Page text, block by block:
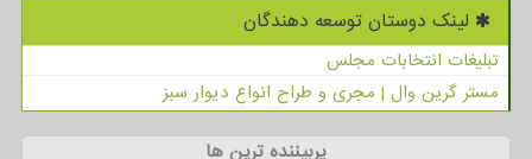
لینک دوستان توسعه دهندگان
تبلیغات انتخابات مجلس
مستر گرین وال | مجری و طراح انواع دیوار سبز
پربیننده ترین ها